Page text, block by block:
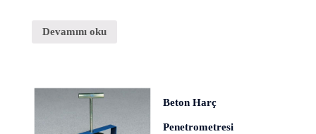
Devamını oku
Beton Harç
Penetrometresi